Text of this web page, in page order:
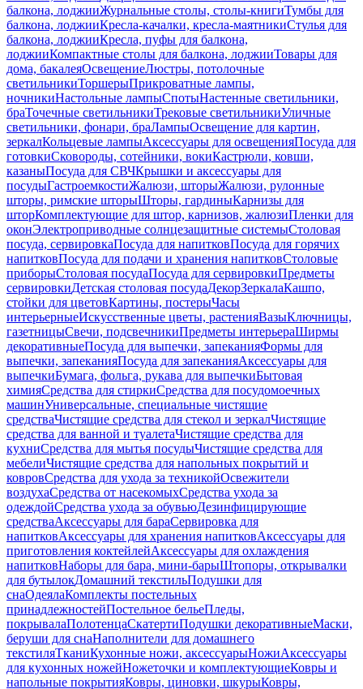
балкона, лоджииЖурнальные столы, столы-книгиТумбы для
балкона, лоджииКресла-качалки, кресла-маятникиСтулья для
балкона, лоджииКресла, пуфы для балкона,
лоджииКомпактные столы для балкона, лоджииТовары для
дома, бакалеяОсвещениеЛюстры, потолочные
светильникиТоршерыПрикроватные лампы,
ночникиНастольные лампыСпотыНастенные светильники,
браТочечные светильникиТрековые светильникиУличные
светильники, фонари, браЛампыОсвещение для картин,
зеркалКольцевые лампыАксессуары для освещенияПосуда для
готовкиСковороды, сотейники, вокиКастрюли, ковши,
казаныПосуда для СВЧКрышки и аксессуары для
посудыГастроемкостиЖалюзи, шторыЖалюзи, рулонные
шторы, римские шторыШторы, гардиныКарнизы для
шторКомплектующие для штор, карнизов, жалюзиПленки для
оконЭлектроприводные солнцезащитные системыСтоловая
посуда, сервировкаПосуда для напитковПосуда для горячих
напитковПосуда для подачи и хранения напитковСтоловые
приборыСтоловая посудаПосуда для сервировкиПредметы
сервировкиДетская столовая посудаДекорЗеркалаКашпо,
стойки для цветовКартины, постерыЧасы
интерьерныеИскусственные цветы, растенияВазыКлючницы,
газетницыСвечи, подсвечникиПредметы интерьераШирмы
декоративныеПосуда для выпечки, запеканияФормы для
выпечки, запеканияПосуда для запеканияАксессуары для
выпечкиБумага, фольга, рукава для выпечкиБытовая
химияСредства для стиркиСредства для посудомоечных
машинУниверсальные, специальные чистящие
средстваЧистящие средства для стекол и зеркалЧистящие
средства для ванной и туалетаЧистящие средства для
кухниСредства для мытья посудыЧистящие средства для
мебелиЧистящие средства для напольных покрытий и
ковровСредства для ухода за техникойОсвежители
воздухаСредства от насекомыхСредства ухода за
одеждойСредства ухода за обувьюДезинфицирующие
средстваАксессуары для бараСервировка для
напитковАксессуары для хранения напитковАксессуары для
приготовления коктейлейАксессуары для охлаждения
напитковНаборы для бара, мини-барыШтопоры, открывалки
для бутылокДомашний текстильПодушки для
снаОдеялаКомплекты постельных
принадлежностейПостельное бельеПледы,
покрывалаПолотенцаСкатертиПодушки декоративныеМаски,
беруши для снаНаполнители для домашнего
текстиляТканиКухонные ножи, аксессуарыНожиАксессуары
для кухонных ножейНожеточки и комплектующиеКовры и
напольные покрытияКовры, циновки, шкурыКовры,